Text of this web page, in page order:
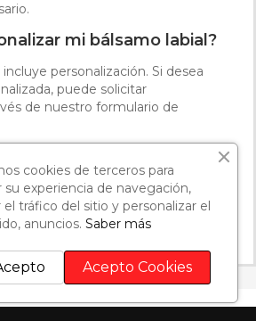
mi bálsamo labial?
personalización. Si desea
puede solicitar
de nuestro formulario de
el envío?
en 4 días en tienda y 7 días en
para que su experiencia sea
cookies de terceros para
su experiencia de navegación,
el tráfico del sitio y personalizar el
anuncios. Saber más
Acepto Cookies